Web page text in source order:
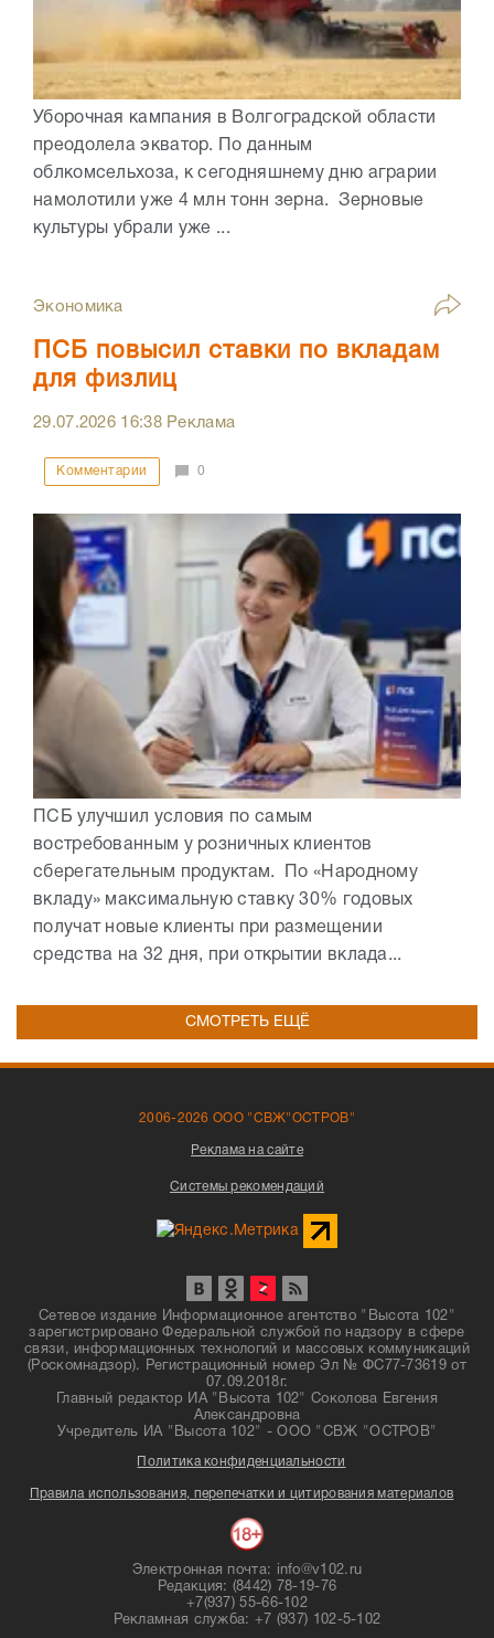
Уборочная кампания в Волгоградской области
преодолела экватор. По данным
облкомсельхоза, к сегодняшнему дню аграрии
намолотили уже 4 млн тонн зерна. Зерновые
культуры убрали уже ...
Экономика
ПСБ повысил ставки по вкладам
для физлиц
29.07.2026 16:38Реклама
Комментарии 0
ПСБ улучшил условия по самым
востребованным у розничных клиентов
сберегательным продуктам. По «Народному
вкладу» максимальную ставку 30% годовых
получат новые клиенты при размещении
средства на 32 дня, при открытии вклада...
СМОТРЕТЬ ЕЩЁ
2006-2026 ООО "СВЖ"ОСТРОВ"
Реклама на сайте
Системы рекомендаций
Сетевое издание Информационное агентство "Высота 102"
зарегистрировано Федеральной службой по надзору в сфере
связи, информационных технологий и массовых коммуникаций
(Роскомнадзор). Регистрационный номер Эл № ФС77-73619 от
07.09.2018г.
Главный редактор ИА "Высота 102" Соколова Евгения
Александровна
Учредитель ИА "Высота 102" - ООО "СВЖ "ОСТРОВ"
Политика конфиденциальности
Правила использования, перепечатки и цитирования материалов
Электронная почта: info@v102.ru
Редакция: (8442) 78-19-76
+7(937) 55-66-102
Рекламная служба: +7 (937) 102-5-102